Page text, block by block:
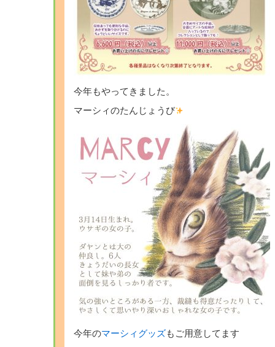
今年もやってきました。
マーシィのたんじょうび
今年のマーシィグッズもご用意してます